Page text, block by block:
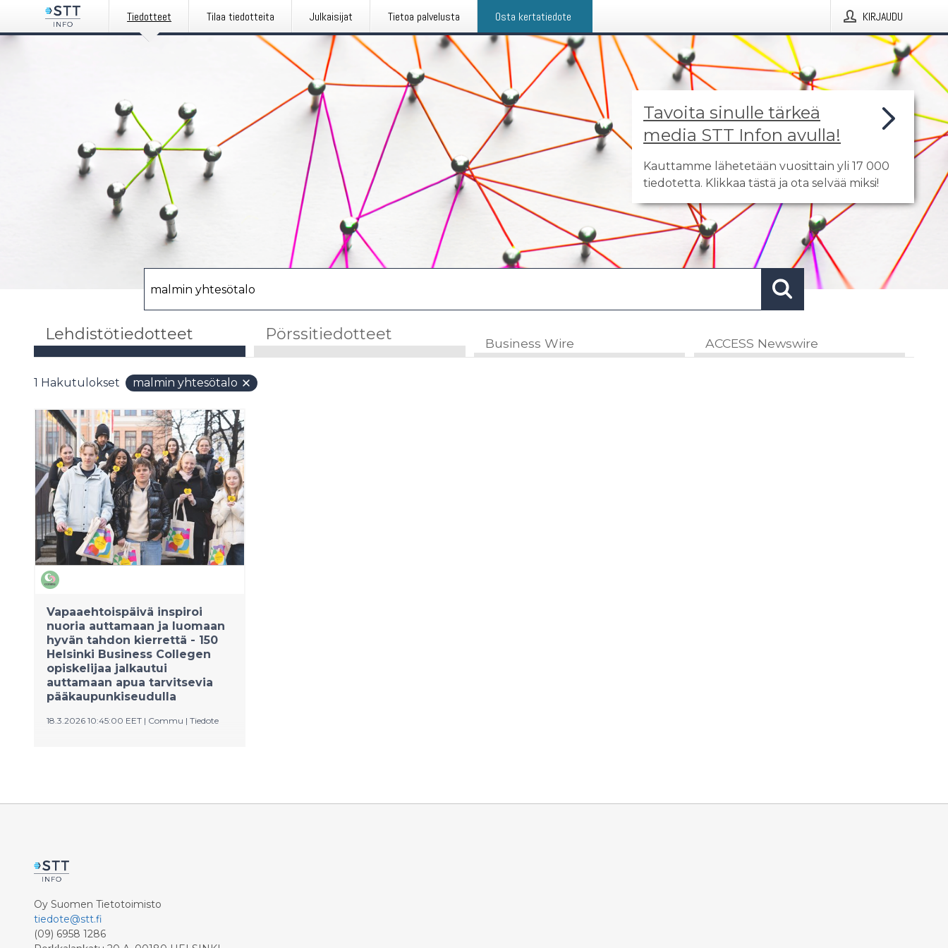
Tiedotteet Tilaa tiedotteita Julkaisijat Tietoa palvelusta Osta kertatiedote KIRJAUDU
Tavoita sinulle tärkeä
media STT Infon avulla!
Kauttamme lähetetään vuosittain yli 17 000
tiedotetta. Klikkaa tästä ja ota selvää miksi!
Lehdistötiedotteet Pörssitiedotteet Business Wire ACCESS Newswire
1 Hakutulokset malmin yhtesötalo
Vapaaehtoispäivä inspiroi
nuoria auttamaan ja luomaan
hyvän tahdon kierrettä - 150
Helsinki Business Collegen
opiskelijaa jalkautui
auttamaan apua tarvitsevia
pääkaupunkiseudulla
18.3.2026 10:45:00 EET | Commu | Tiedote
heidän elämänsä ensimmäinen
kokemus vapaaehtoistyöstä, vieläpä
vieraassa maassa.
Oy Suomen Tietotoimisto
tiedote@stt.fi
(09) 6958 1286